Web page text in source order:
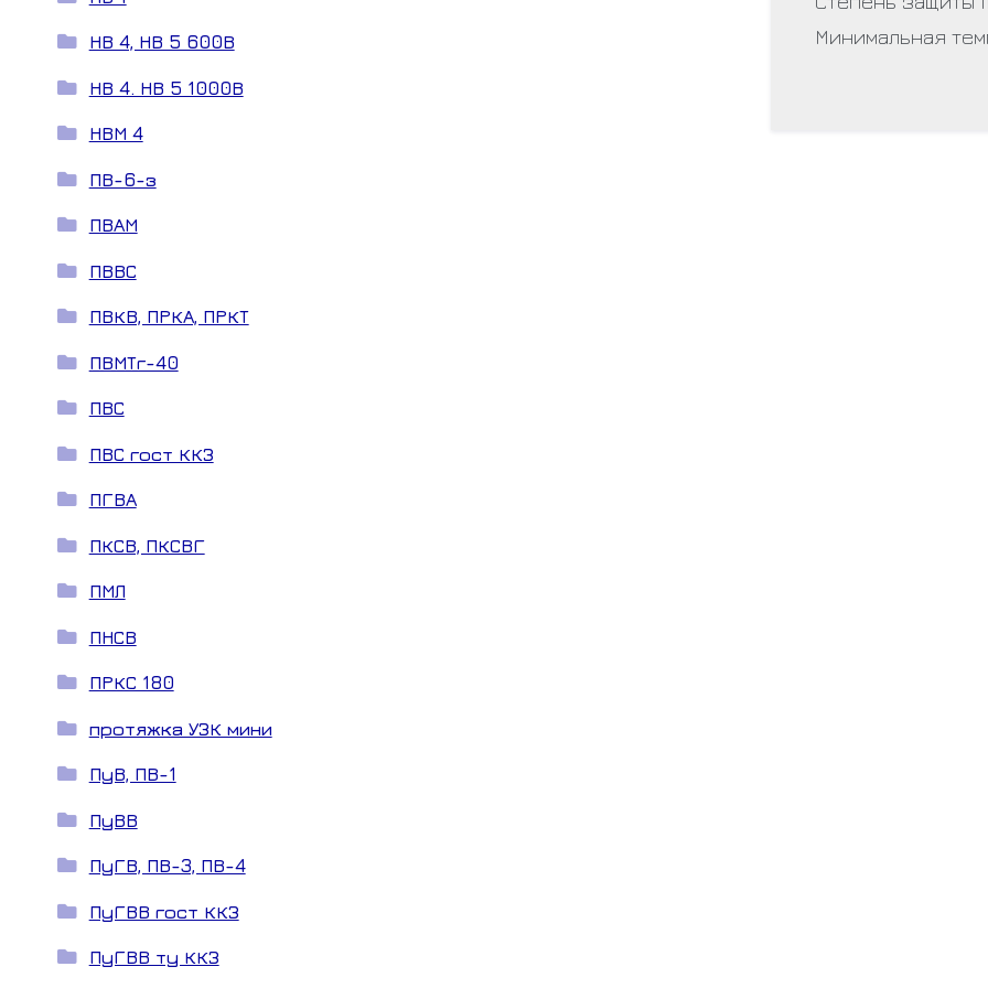
Минимальная
НВ 4, НВ 5 600В
НВ 4. НВ 5 1000В
НВМ 4
ПВ-6-з
ПВАМ
ПВВС
ПВКВ, ПРКА, ПРКТ
ПВМТг-40
ПВС
ПВС гост ККЗ
ПГВА
ПКСВ, ПКСВГ
ПМЛ
ПНСВ
ПРКС 180
протяжка УЗК мини
ПуВ, ПВ-1
ПуВВ
ПуГВ, ПВ-3, ПВ-4
ПуГВВ гост ККЗ
ПуГВВ ту ККЗ